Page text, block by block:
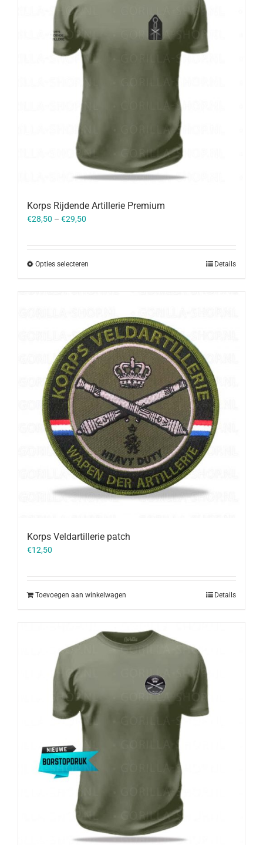
Korps Rijdende Artillerie Premium
€28,50 – €29,50
Opties selecteren Details
Korps Veldartillerie patch
€12,50
Toevoegen aan winkelwagen Details